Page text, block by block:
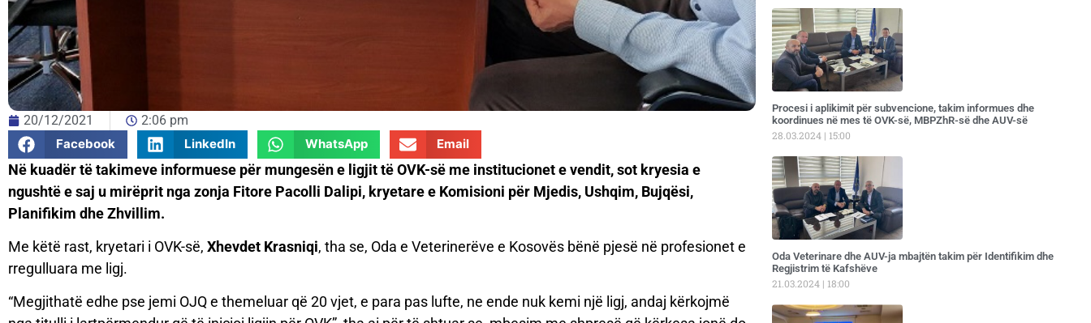
20/12/2021
2:06 pm
Facebook
LinkedIn WhatsApp Email
Në kuadër të takimeve informuese për mungesën e ligjittë OVK-së me institucionet e vendit, sot kryesia e
ngushtë e saj u mirëprit nga zonja Fitore Pacolli Dalipi, kryetare e Komisioni për Mjedis, Ushqim, Bujqësi,
Planifikim dhe Zhvillim.
Me këtë rast, kryetari i OVK-së, Xhevdet Krasniqi, tha se, Oda e Veterinerëve e Kosovës bënë pjesë në profesionet e
rregulluara me ligj.
“Megjithatë edhe pse jemi OJQ e themeluar që 20 vjet, e para pas lufte, ne ende nuk kemi një ligj, andaj kërkojmë
Procesi i aplikimit për subvencione, takim informues dhe
koordinues në mes të OVK-së, MBPZhR-së dhe AUV-së
28.03.2024 15:00
Oda Veterinare dhe AUV-ja mbajtën takim për Identifikim dhe
Regjistrim të Kafshëve
21.03.2024 18:00